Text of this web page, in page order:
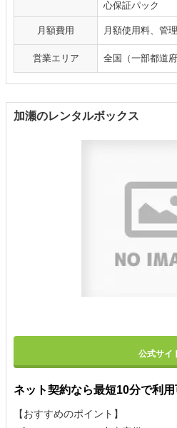
心保証パック
月額費用 月額使用料、管
営業エリア 全国（一部都道府
加瀬のレンタルボックス
公式サイ
ネット契約なら最短10分で利
【おすすめのポイント】